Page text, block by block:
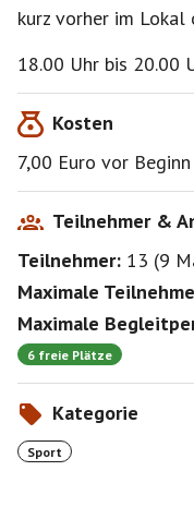
kurz vorher im
18.00 Uhr bis 20.00
Kosten
7,00 Euro vor
Teilnehmer &
Teilnehmer: 13 (9
Maximale
Maximale
6 freie Plätze
Kategorie
Sport